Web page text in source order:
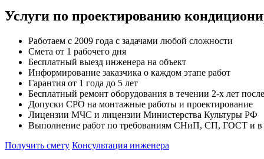
Услуги по проектированию
Работаем с 2009 года с задачами любой сложности
Смета от 1 рабочего дня
Бесплатный выезд инженера на объект
Информирование заказчика о каждом этапе работ
Гарантия от 1 года до 5 лет
Бесплатный ремонт оборудования в течении 2-х лет
Допуски СРО на монтажные работы и проектирование
Лицензии МЧС и лицензии Министерства Культуры РФ
Выполнение работ по требованиям СНиП, СП, ГОСТ и в
Получить смету Консультация инженера